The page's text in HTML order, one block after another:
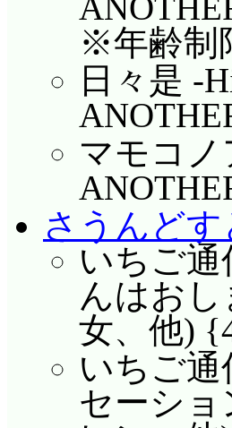
※年齢制
日々是 -
マモコ
さうんどす
いちご
んはお
女、他)
いちご通
セーショ